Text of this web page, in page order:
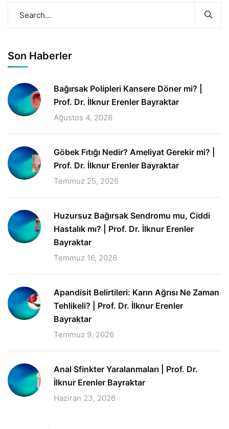
Son Haberler
Bağırsak Polipleri Kansere Döner mi? |
Prof. Dr. İlknur Erenler Bayraktar
Ağustos 4, 2026
Göbek Fıtığı Nedir? Ameliyat Gerekir mi? |
Prof. Dr. İlknur Erenler Bayraktar
Temmuz 25, 2026
Huzursuz Bağırsak Sendromu mu, Ciddi
Hastalık mı? | Prof. Dr. İlknur Erenler
Bayraktar
Temmuz 16, 2026
Apandisit Belirtileri: Karın Ağrısı Ne Zaman
Tehlikeli? | Prof. Dr. İlknur Erenler
Bayraktar
Temmuz 9, 2026
Anal Sfinkter Yaralanmaları | Prof. Dr.
İlknur Erenler Bayraktar
Haziran 23, 2026